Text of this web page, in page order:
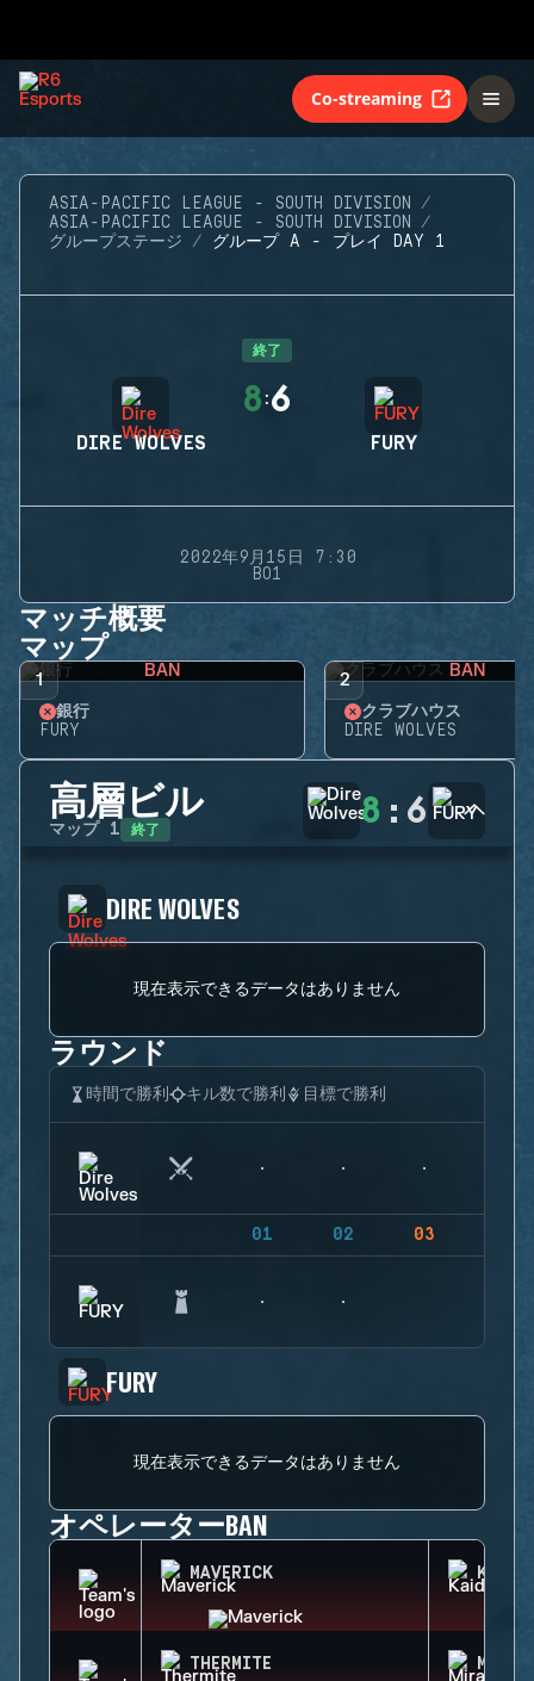
Co-streaming
ASIA-PACIFIC LEAGUE - SOUTH DIVISION
ASIA-PACIFIC LEAGUE - SOUTH DIVISION
グループステージ
グループ A - プレイ DAY 1
終了
DIRE WOLVES
8 :6
FURY
2022年9月15日 7:30
BO1
マッチ概要
マップ
1 BAN
銀行
FURY
2 BAN
クラブハウス
DIRE WOLVES
高層ビル
マップ 1 終了 8 : 6
DIRE WOLVES
現在表示できるデータはありません
ラウンド
時間で勝利 キル数で勝利 目標で勝利
01 02 03
FURY
現在表示できるデータはありません
オペレーターBAN
MAVERICK KAID
THERMITE MIRA